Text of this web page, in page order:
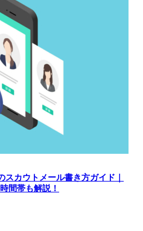
スカウトメール書き方ガイド｜
間帯も解説！